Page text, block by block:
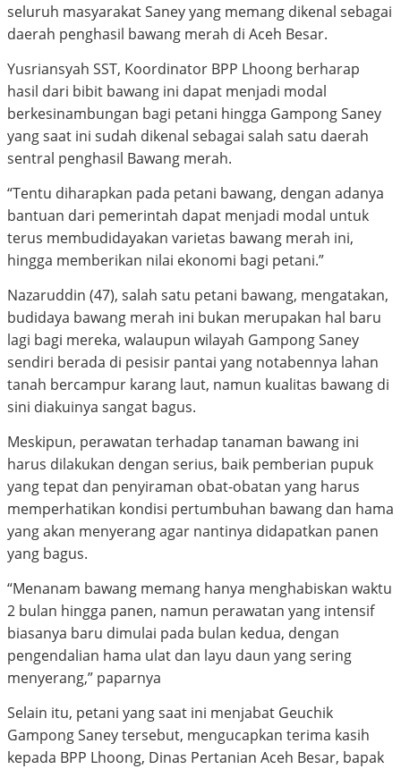
seluruh masyarakat Saney yang memang dikenal sebagai
daerah penghasil bawang merah di Aceh Besar.
Yusriansyah SST, Koordinator BPP Lhoong berharap
hasil dari bibit bawang ini dapat menjadi modal
berkesinambungan bagi petani hingga Gampong Saney
yang saat ini sudah dikenal sebagai salah satu daerah
sentral penghasil Bawang merah.
“Tentu diharapkan pada petani bawang, dengan adanya
bantuan dari pemerintah dapat menjadi modal untuk
terus membudidayakan varietas bawang merah ini,
hingga memberikan nilai ekonomi bagi petani.”
Nazaruddin (47), salah satu petani bawang, mengatakan,
budidaya bawang merah ini bukan merupakan hal baru
lagi bagi mereka, walaupun wilayah Gampong Saney
sendiri berada di pesisir pantai yang notabennya lahan
tanah bercampur karang laut, namun kualitas bawang di
sini diakuinya sangat bagus.
Meskipun, perawatan terhadap tanaman bawang ini
harus dilakukan dengan serius, baik pemberian pupuk
yang tepat dan penyiraman obat-obatan yang harus
memperhatikan kondisi pertumbuhan bawang dan hama
yang akan menyerang agar nantinya didapatkan panen
yang bagus.
“Menanam bawang memang hanya menghabiskan waktu
2 bulan hingga panen, namun perawatan yang intensif
biasanya baru dimulai pada bulan kedua, dengan
pengendalian hama ulat dan layu daun yang sering
menyerang,” paparnya
Selain itu, petani yang saat ini menjabat Geuchik
Gampong Saney tersebut, mengucapkan terima kasih
kepada BPP Lhoong, Dinas Pertanian Aceh Besar, bapak